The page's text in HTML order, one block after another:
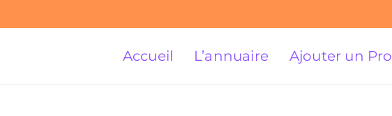
Accueil L’annuaire Ajouter un Pro